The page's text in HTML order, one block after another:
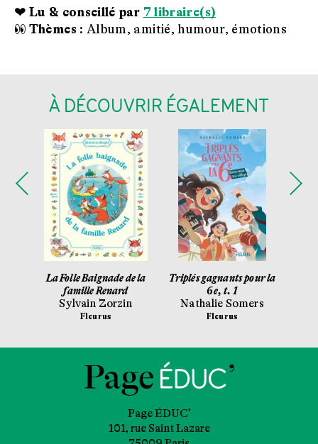
❤ Lu & conseillé par 7 libraire(s)
👀 Thèmes : Album, amitié, humour, émotions
À DÉCOUVRIR ÉGALEMENT
La Folle Baignade de la
famille Renard
Sylvain Zorzin
Fleurus
Triplés gagnants pour la
6e, t. 1
Nathalie Somers
Fleurus
Page ÉDUC’
101, rue Saint Lazare